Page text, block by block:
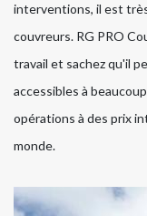
interventions, il est
couvreurs. RG PRO
travail et sachez qu'il
accessibles à
opérations à des prix
monde.